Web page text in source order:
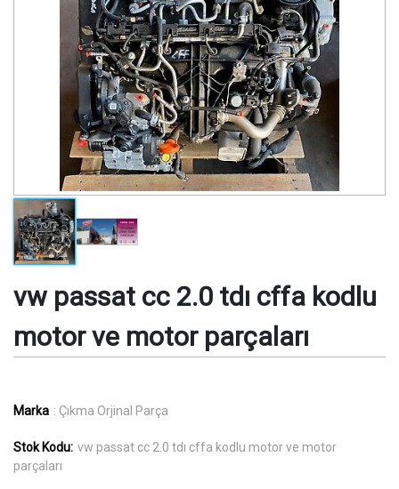
vw passat cc 2.0 tdı cffa kodlu
motor ve motor parçaları
Marka : Çıkma Orjinal Parça
Stok Kodu: vw passat cc 2.0 tdı cffa kodlu motor ve motor
parçaları